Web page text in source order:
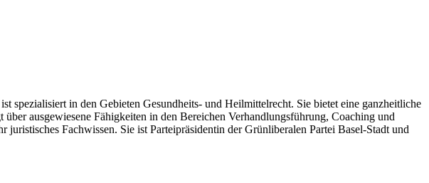
spezialisiert in den Gebieten Gesundheits- und Heilmittelrecht. Sie bietet eine ganzheitliche
ausgewiesene Fähigkeiten in den Bereichen Verhandlungsführung, Coaching und
Fachwissen. Sie ist Parteipräsidentin der Grünliberalen Partei Basel-Stadt und